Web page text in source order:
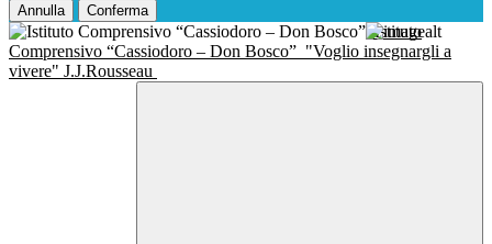
Annulla Conferma
Istituto
Comprensivo “Cassiodoro – Don Bosco” "Voglio insegnargli a
vivere" J.J.Rousseau